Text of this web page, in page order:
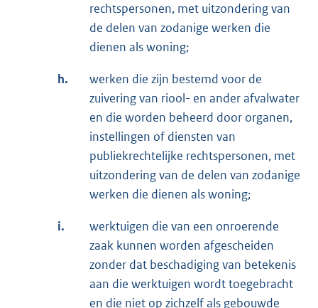
rechtspersonen, met uitzondering van
de delen van zodanige werken die
dienen als woning;
h.
werken die zijn bestemd voor de
zuivering van riool- en ander afvalwater
en die worden beheerd door organen,
instellingen of diensten van
publiekrechtelijke rechtspersonen, met
uitzondering van de delen van zodanige
werken die dienen als woning;
i.
werktuigen die van een onroerende
zaak kunnen worden afgescheiden
zonder dat beschadiging van betekenis
aan die werktuigen wordt toegebracht
en die niet op zichzelf als gebouwde